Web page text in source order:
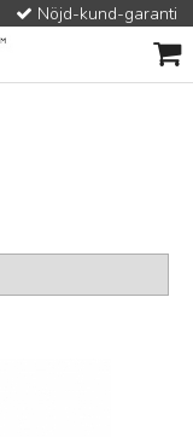
Nöjd-kund-garanti